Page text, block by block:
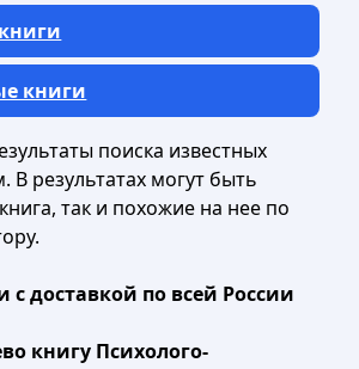
книги
поиска известных
В результатах могут быть
так и похожие на нее по
доставкой по всей России
книгу Психолого-